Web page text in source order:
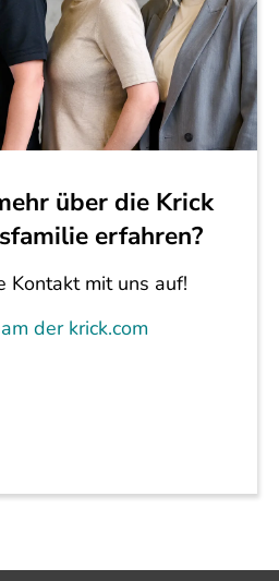
über die Krick
erfahren?
Kontakt mit uns auf!
der krick.com